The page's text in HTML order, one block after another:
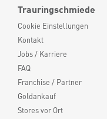
Trauringschmiede
Cookie Einstellungen
Kontakt
Jobs / Karriere
FAQ
Franchise / Partner
Goldankauf
Stores vor Ort